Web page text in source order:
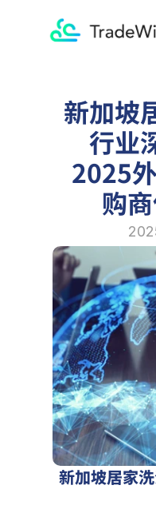
新加坡
行业
2025
购
新加坡居家